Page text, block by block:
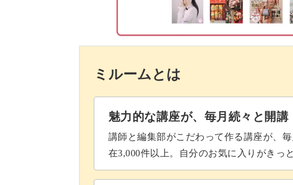
色味を見て苗を足す
ミルームとは
魅力的な講座が、毎月続々と開講
講師と編集部がこだわって作る講座が、
在3,000件以上。自分のお気に入りがきっ